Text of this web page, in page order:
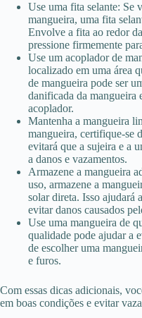
Use uma fita selante: Se
mangueira, uma fita
Envolve a fita ao redor
pressione firmemente
Use um acoplador de
localizado em uma área
de mangueira pode ser
danificada da mangueira
acoplador.
Mantenha a mangueira
mangueira, certifique-se
evitará que a sujeira e a
a danos e vazamentos.
Armazene a mangueira
uso, armazene a
solar direta. Isso ajudará
evitar danos causados
Use uma mangueira de
qualidade pode ajudar a
de escolher uma
e furos.
Com essas dicas adicionais,
em boas condições e evitar